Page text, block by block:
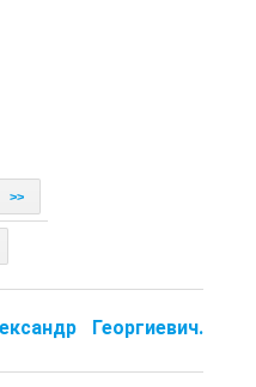
>>
Георгиевич.